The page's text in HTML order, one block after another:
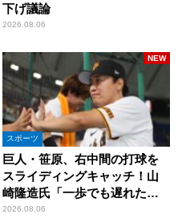
下げ議論
2026.08.06
スポーツ
巨人・笹原、右中間の打球を
スライディングキャッチ！山
崎隆造氏「一歩でも遅れた
ら…」
2026.08.06
NEW